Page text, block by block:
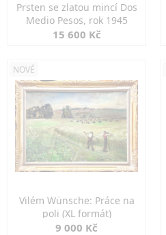
Prsten se zlatou mincí Dos
Medio Pesos, rok 1945
15 600 Kč
NOVÉ
Vilém Wünsche: Práce na
poli (XL formát)
9 000 Kč